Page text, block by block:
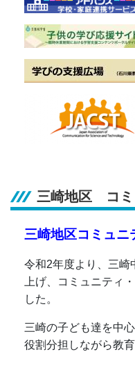
三崎地区 コミ
三崎地区コミュニ
令和2年度より、三崎
上げ、コミュニティ
した。
三崎の子ども達を中
役割分担しながら教